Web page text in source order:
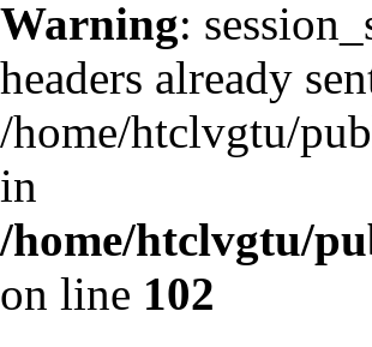
Warning:
headers already
/home/htclvgtu/
in
/home/htclvgtu/
on line 102